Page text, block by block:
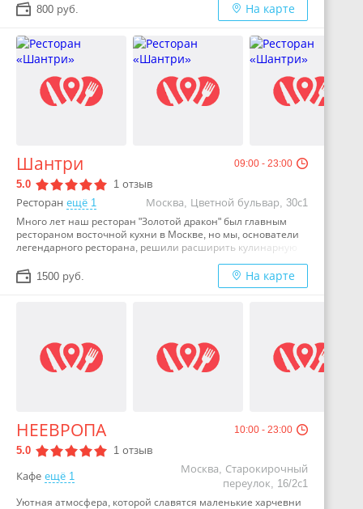
повара — проводники аутентичных блюд своей страны. Вы
отправитесь в китайский квартал Кэба, почувствуете приз
и загадочное Перу. 22 года Dionis предлагает не только
гастрономические путешествия, но общение. У нас вы
Бразилии и т.д.. Дружелюбная атмосфера Dionis помогает
познакомиться с удивительными людьми из разных
800 руб. На карте
Шантри 09:00 - 23:00
5.0 1 отзыв
Ресторан ещё 1 Москва, Цветной бульвар, 30с1
Много лет наш ресторан "Золотой дракон" был главным
рестораном восточной кухни в Москве, но мы, основатели
легендарного ресторана, решили расширить кулинарную
аналогов, в новом ресторане китайская кухня органично
переплетаясь с тенденциями современной московской
ресторанной индустрии. В ресторане "ШАНТРИ" вы не
только насладитесь вкусом блюд и расслабляющей уютной
1500 руб. На карте
НЕЕВРОПА 10:00 - 23:00
5.0 1 отзыв
Кафе ещё 1
Москва, Старокирочный
переулок, 16/2с1
Уютная атмосфера, которой славятся маленькие харчевни